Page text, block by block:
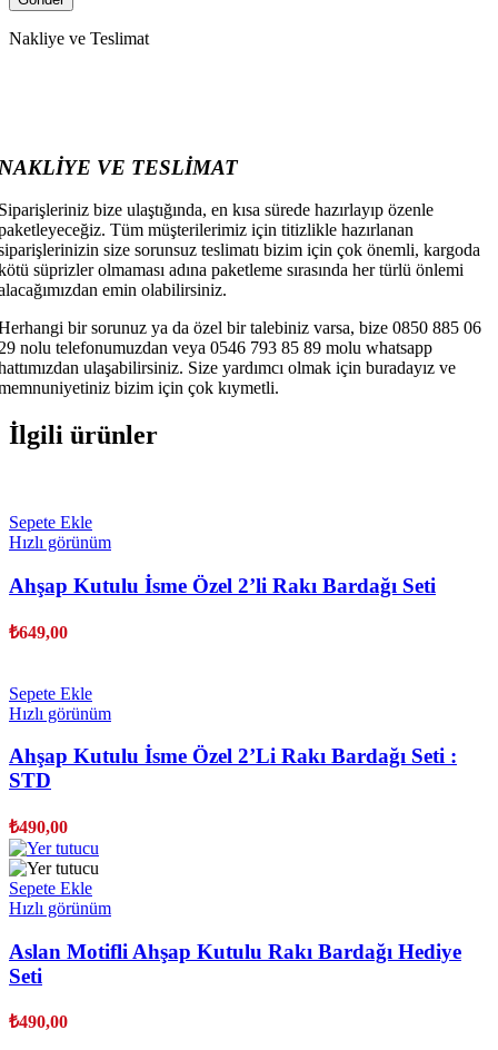
Nakliye ve Teslimat
VE TESLİMAT
bize ulaştığında, en kısa sürede hazırlayıp özenle
Tüm müşterilerimiz için titizlikle hazırlanan
size sorunsuz teslimatı bizim için çok önemli, kargoda
süprizler olmaması adına paketleme sırasında her türlü önlemi
emin olabilirsiniz.
bir sorunuz ya da özel bir talebiniz varsa, bize 0850 885 06
nolu telefonumuzdan veya 0546 793 85 89 molu whatsapp
ulaşabilirsiniz. Size yardımcı olmak için buradayız ve
bizim için çok kıymetli.
İlgili ürünler
Sepete Ekle
Hızlı görünüm
Ahşap Kutulu İsme Özel 2’li Rakı Bardağı Seti
₺649,00
Sepete Ekle
Hızlı görünüm
Ahşap Kutulu İsme Özel 2’Li Rakı Bardağı Seti :
STD
₺490,00
Sepete Ekle
Hızlı görünüm
Aslan Motifli Ahşap Kutulu Rakı Bardağı Hediye
Seti
₺490,00